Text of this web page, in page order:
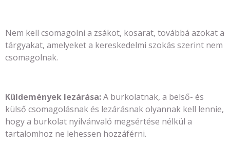
Nem kell csomagolni a zsákot, kosarat, továbbá azokat a
tárgyakat, amelyeket a kereskedelmi szokás szerint nem
csomagolnak.
Küldemények lezárása:A burkolatnak, a belső- és
külső csomagolásnak és lezárásnak olyannak kell lennie,
hogy a burkolat nyilvánvaló megsértése nélkül a
tartalomhoz ne lehessen hozzáférni.